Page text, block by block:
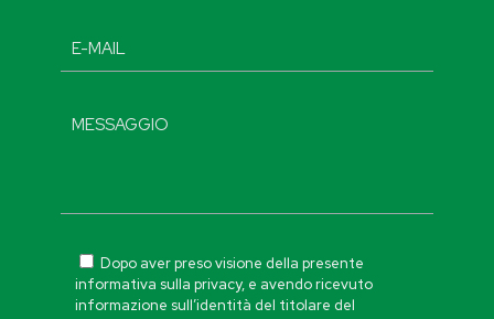
Dopo aver preso visione della presente
informativa sulla privacy, e avendo ricevuto
informazione sull’identità del titolare del